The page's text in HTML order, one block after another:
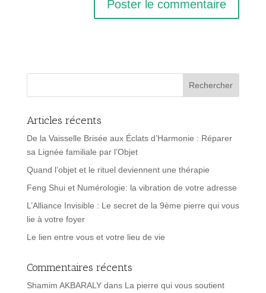
Articles récents
De la Vaisselle Brisée aux Éclats d’Harmonie : Réparer
sa Lignée familiale par l’Objet
Quand l’objet et le rituel deviennent une thérapie
Feng Shui et Numérologie: la vibration de votre adresse
L’Alliance Invisible : Le secret de la 9ème pierre qui vous
lie à votre foyer
Le lien entre vous et votre lieu de vie
Commentaires récents
Shamim AKBARALYdans La pierre qui vous soutient